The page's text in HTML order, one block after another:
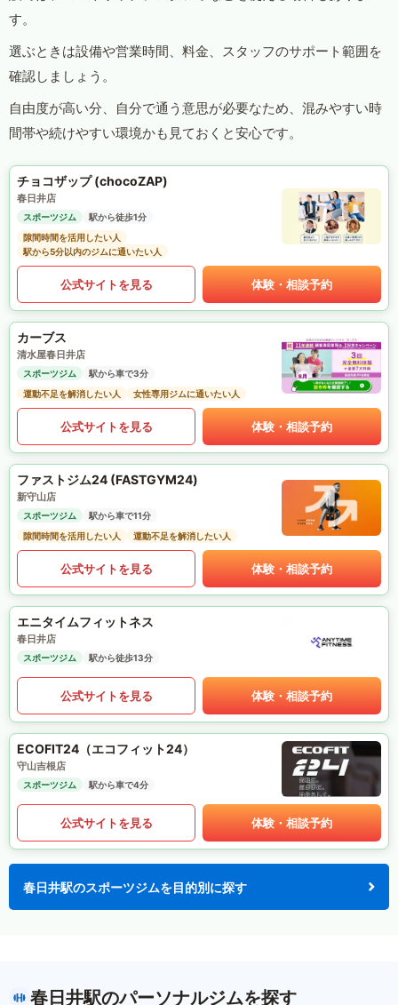
す。
選ぶときは設備や営業時間、料金、スタッフのサポート範囲を
確認しましょう。
自由度が高い分、自分で通う意思が必要なため、混みやすい時
間帯や続けやすい環境かも見ておくと安心です。
チョコザップ (chocoZAP)
春日井店
スポーツジム
駅から徒歩1分
隙間時間を活用したい人
駅から5分以内のジムに通いたい人
公式サイトを見る 体験・相談予約
カーブス
清水屋春日井店
スポーツジム
駅から車で3分
運動不足を解消したい人
女性専用ジムに通いたい人
公式サイトを見る 体験・相談予約
ファストジム24 (FASTGYM24)
新守山店
スポーツジム
駅から車で11分
隙間時間を活用したい人
運動不足を解消したい人
公式サイトを見る 体験・相談予約
エニタイムフィットネス
春日井店
スポーツジム 駅から徒歩13分
公式サイトを見る 体験・相談予約
ECOFIT24（エコフィット24）
守山吉根店
スポーツジム 駅から車で4分
公式サイトを見る 体験・相談予約
春日井駅のスポーツジムを目的別に探す
春日井駅のパーソナルジムを探す